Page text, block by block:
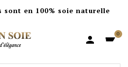
sont en 100% soie naturelle

0